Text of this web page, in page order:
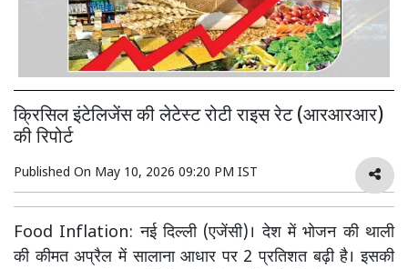
क्रिसिल इंटेलिजेंस की लेटेस्ट रोटी राइस रेट (आरआरआर)
की रिपोर्ट
Published On May 10, 2026 09:20 PM IST
Food Inflation: नई दिल्ली (एजेंसी)। देश में भोजन की थाली
की कीमत अप्रैल में सालाना आधार पर 2 प्रतिशत बढ़ी है। इसकी